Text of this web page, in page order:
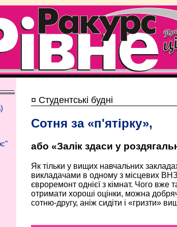
¤ Студентські будні
Сотня за «п'ятірку»,
або «Залік здаси у
Як тільки у вищих навчальних
викладачами в одному з місцевих
євроремонт однієї з кімнат. Чого вже
отримати хороші оцінки, можна
сотню-другу, аніж сидіти і «гризти»